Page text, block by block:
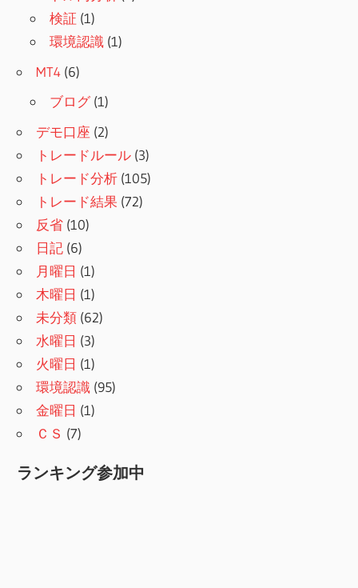
検証 (1)
環境認識 (1)
MT4 (6)
ブログ(1)
デモ口座 (2)
トレードルール (3)
トレード分析 (105)
トレード結果 (72)
反省 (10)
日記 (6)
月曜日 (1)
木曜日 (1)
未分類 (62)
水曜日 (3)
火曜日 (1)
環境認識 (95)
金曜日 (1)
ＣＳ (7)
ランキング参加中